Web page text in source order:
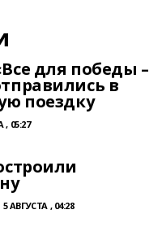
для победы –
в
поездку
, 05:27
5 АВГУСТА , 04:28